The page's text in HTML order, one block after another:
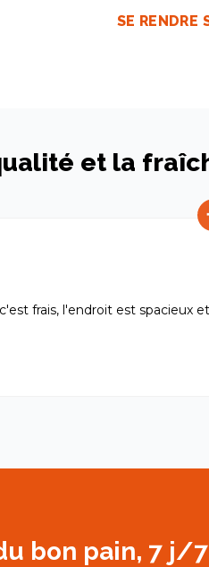
SE RENDRE
et la
frais, l'endroit est spacieux
bon pain, 7 j/